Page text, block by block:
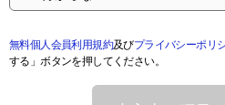
無料個人会員利用規約及びプライバシーポリ
する」ボタンを押してください。